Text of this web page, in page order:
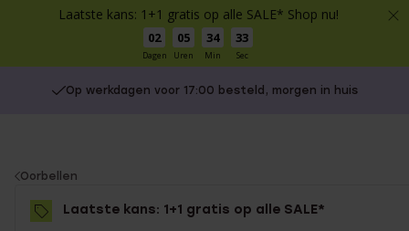
Laatste kans: 1+1 gratis op alle SALE* Shop nu!
02
Dagen
05
Uren
34
Min
33
Sec
Op werkdagen voor 17:00 besteld, morgen in huis
You
are
here:
Oorbellen
Laatste kans: 1+1 gratis op alle SALE*